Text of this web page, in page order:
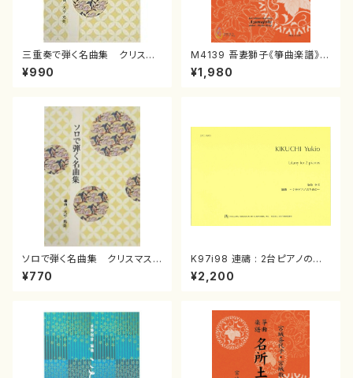
三重奏で弾く名曲集 クリスマ
スメドレー( 箏2/大平光美 編
曲/楽譜）
¥990
M4139 吾妻獅子《箏曲楽譜》
（箏/宮城道雄著・宮城宗家監修/
箏曲古典楽譜）
¥1,980
ソロで弾く名曲集 クリスマス・
イブ／恋人がサンタクロース(
箏独奏 /大平光美 編曲/楽
¥770
K97i98 連禱 : 2台ピアノのた
めの（2 Pianos / 菊池 幸夫 /
楽譜）
¥2,200